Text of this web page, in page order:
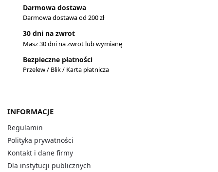
Darmowa dostawa
Darmowa dostawa od 200 zł
30 dni na zwrot
Masz 30 dni na zwrot lub wymianę
Bezpieczne płatności
Przelew / Blik / Karta płatnicza
INFORMACJE
Regulamin
Polityka prywatności
Kontakt i dane firmy
Dla instytucji publicznych